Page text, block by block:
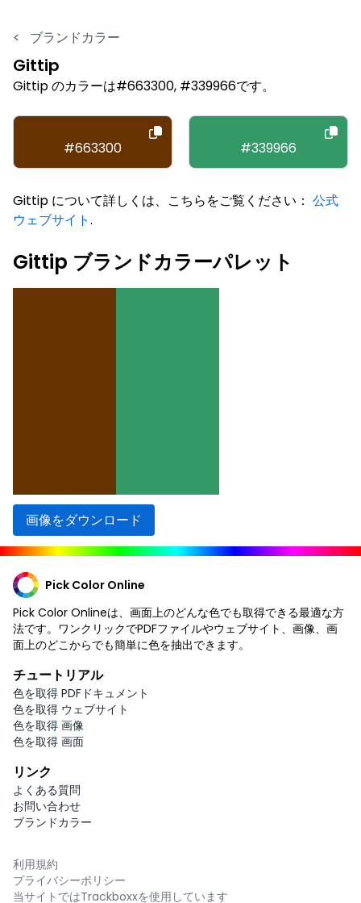
< ブランドカラー
Gittip
Gittip のカラーは#663300, #339966です。
#663300 #339966
Gittip について詳しくは、こちらをご覧ください： 公式
ウェブサイト.
Gittip ブランドカラーパレット
画像をダウンロード
Pick Color Online
Pick Color Onlineは、画面上のどんな色でも取得できる最適な方
法です。ワンクリックでPDFファイルやウェブサイト、画像、画
面上のどこからでも簡単に色を抽出できます。
チュートリアル
色を取得 PDFドキュメント
色を取得 ウェブサイト
色を取得 画像
色を取得 画面
リンク
よくある質問
お問い合わせ
ブランドカラー
利用規約
プライバシーポリシー
当サイトではTrackboxxを使用しています